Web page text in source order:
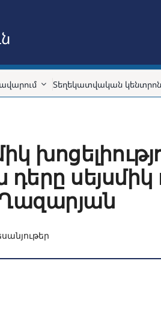
Տեղեկատվական կենտրոն